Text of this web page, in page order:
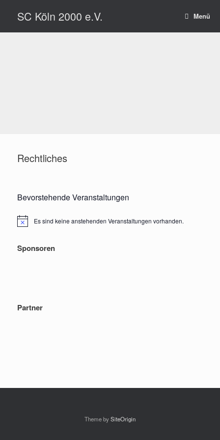
springenSC Köln 2000 e.V. Menü
Rechtliches
Bevorstehende Veranstaltungen
HinweisEs sind keine anstehenden Veranstaltungen vorhanden.
Sponsoren
Partner
Theme bySiteOrigin